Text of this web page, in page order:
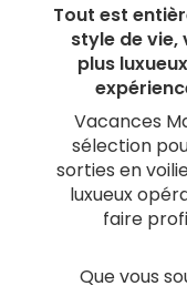
Tout est
style de vie,
plus
Vacances
sélection
sorties en
luxueux
faire
Que vous